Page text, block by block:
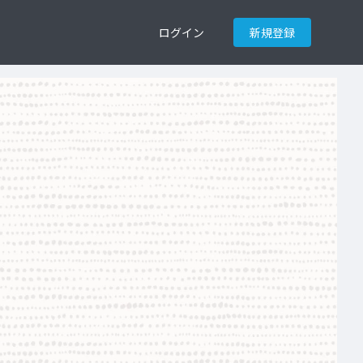
ログイン 新規登録